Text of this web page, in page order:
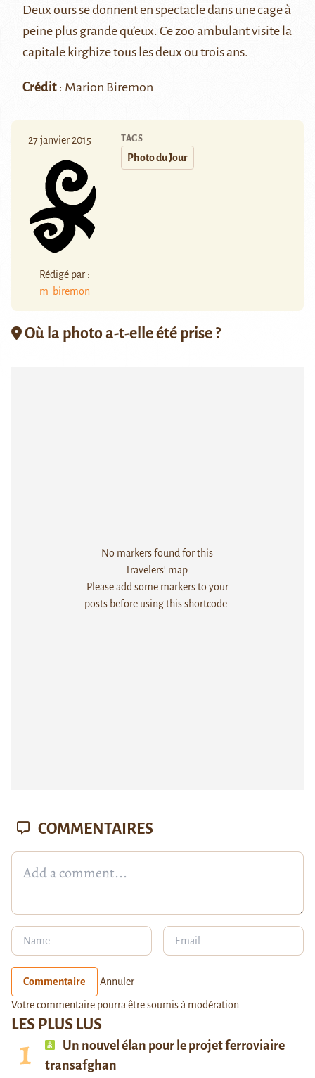
Deux ours se donnent en spectacle dans une cage à
peine plus grande qu’eux. Ce zoo ambulant visite la
capitale kirghize tous les deux ou trois ans.
Crédit : Marion Biremon
27 janvier 2015
Rédigé par :
m_biremon
TAGS
Photo du Jour
Où la photo a-t-elle été prise ?
No markers found for this
Travelers' map.
Please add some markers to your
posts before using this shortcode.
LES PLUS LUS
Un nouvel élan pour le projet ferroviaire
transafghan
COMMENTAIRES
Commentaire Annuler
Votre commentaire pourra être soumis à modération.